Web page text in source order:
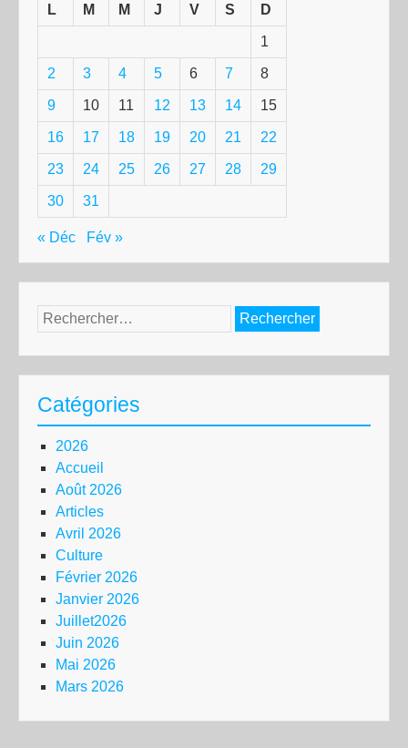
L
M M J V S D
1
2 3 4 5 6 7 8
9 10 11 12 13 14 15
16 17 18 19 20 21 22
23 24 25 26 27 28 29
30 31
« Déc Fév »
Rechercher :
Catégories
2026
Accueil
Août 2026
Articles
Avril 2026
Culture
Février 2026
Janvier 2026
Juillet2026
Juin 2026
Mai 2026
Mars 2026